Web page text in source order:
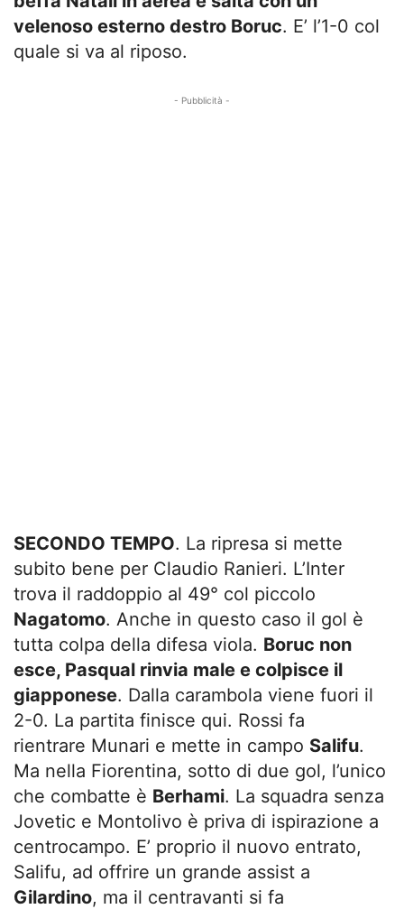
velenoso esterno destro Boruc. E’ l’1-0 col
quale si va al riposo.
- Pubblicità -
SECONDO TEMPO. La ripresa si mette
subito bene per Claudio Ranieri. L’Inter
trova il raddoppio al 49° col piccolo
Nagatomo. Anche in questo caso il gol è
tutta colpa della difesa viola. Boruc non
esce, Pasqual rinvia male e colpisce il
giapponese. Dalla carambola viene fuori il
2-0. La partita finisce qui. Rossi fa
rientrare Munari e mette in campo Salifu.
Ma nella Fiorentina, sotto di due gol, l’unico
che combatte è Berhami. La squadra senza
Jovetic e Montolivo è priva di ispirazione a
centrocampo. E’ proprio il nuovo entrato,
Salifu, ad offrire un grande assist a
Gilardino, ma il centravanti si fa